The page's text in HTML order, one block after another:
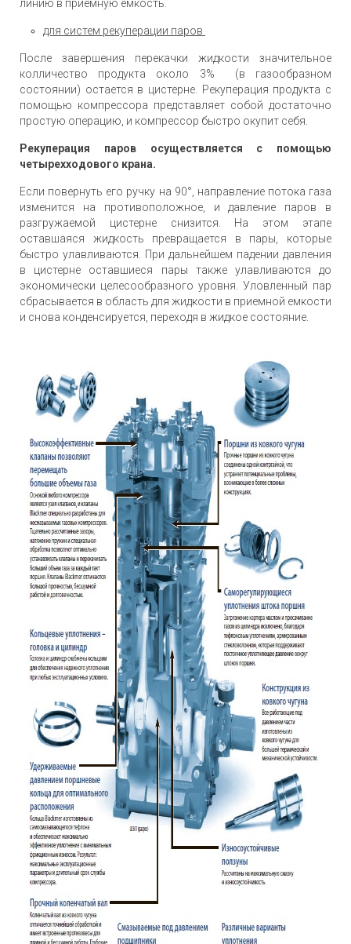
линию в приемную емкость.
для систем рекуперации паров
После завершения перекачки жидкости значительное
колличество продукта около 3% (в газообразном
состоянии) остается в цистерне. Рекуперация продукта с
помощью компрессора представляет собой достаточно
простую операцию, и компрессор быстро окупит себя.
Рекуперация паров осуществляется с помощью
четырехходового крана.
Если повернуть его ручку на 90°, направление потока газа
изменится на противоположное, и давление паров в
разгружаемой цистерне снизится. На этом этапе
оставшаяся жидкость превращается в пары, которые
быстро улавливаются. При дальнейшем падении давления
в цистерне оставшиеся пары также улавливаются до
экономически целесообразного уровня. Уловленный пар
сбрасывается в область для жидкости в приемной емкости
и снова конденсируется, переходя в жидкое состояние.